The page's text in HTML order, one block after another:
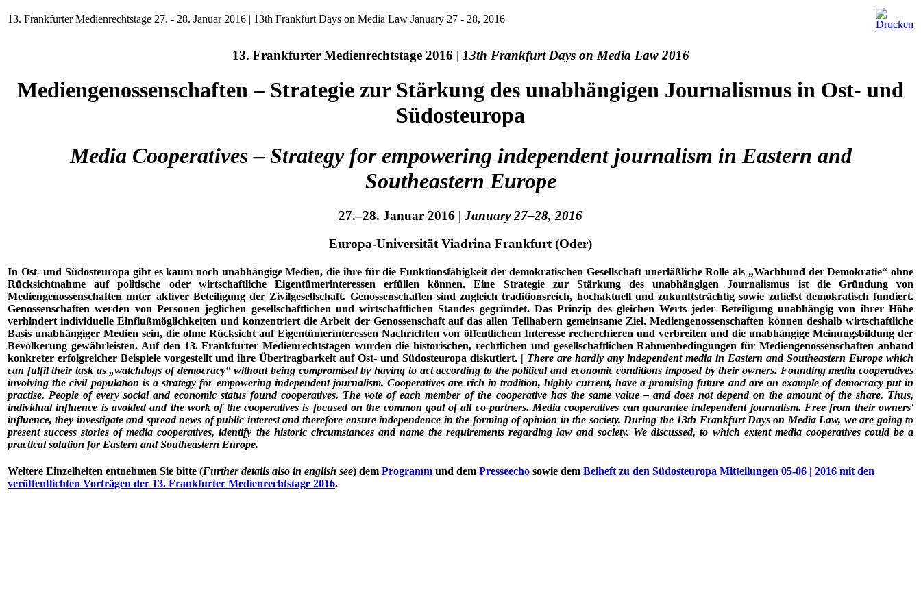
13. Frankfurter Medienrechtstage 27. - 28. Januar 2016 | 13th Frankfurt Days on Media Law January 27 - 28, 2016
13. Frankfurter Medienrechtstage 2016 | 13th Frankfurt Days on Media Law 2016
Mediengenossenschaften – Strategie zur Stärkung des unabhängigen Journalismus in Ost- und
Südosteuropa
Media Cooperatives – Strategy for empowering independent journalism in Eastern and
Southeastern Europe
27.–28. Januar 2016 | January 27–28, 2016
Europa-Universität Viadrina Frankfurt (Oder)
In Ost- und Südosteuropa gibt es kaum noch unabhängige Medien, die ihre für die Funktionsfähigkeit der demokratischen Gesellschaft unerläßliche Rolle als „Wachhund der Demokratie“ ohne
Rücksichtnahme auf politische oder wirtschaftliche Eigentümerinteressen erfüllen können. Eine Strategie zur Stärkung des unabhängigen Journalismus ist die Gründung von
Mediengenossenschaften unter aktiver Beteiligung der Zivilgesellschaft. Genossenschaften sind zugleich traditionsreich, hochaktuell und zukunftsträchtig sowie zutiefst demokratisch fundiert.
Genossenschaften werden von Personen jeglichen gesellschaftlichen und wirtschaftlichen Standes gegründet. Das Prinzip des gleichen Werts jeder Beteiligung unabhängig von ihrer Höhe
verhindert individuelle Einflußmöglichkeiten und konzentriert die Arbeit der Genossenschaft auf das allen Teilhabern gemeinsame Ziel. Mediengenossenschaften können deshalb wirtschaftliche
Basis unabhängiger Medien sein, die ohne Rücksicht auf Eigentümerinteressen Nachrichten von öffentlichem Interesse recherchieren und verbreiten und die unabhängige Meinungsbildung der
Bevölkerung gewährleisten. Auf den 13. Frankfurter Medienrechtstagen wurden die historischen, rechtlichen und gesellschaftlichen Rahmenbedingungen für Mediengenossenschaften anhand
konkreter erfolgreicher Beispiele vorgestellt und ihre Übertragbarkeit auf Ost- und Südosteuropa diskutiert. | There are hardly any independent media in Eastern and Southeastern Europe which
can fulfil their task as „watchdogs of democracy“ without being compromised by having to act according to the political and economic conditions imposed by their owners. Founding media cooperatives
involving the civil population is a strategy for empowering independent journalism. Cooperatives are rich in tradition, highly current, have a promising future and are an example of democracy put in
practise. People of every social and economic status found cooperatives. The vote of each member of the cooperative has the same value – and does not depend on the amount of the share. Thus,
individual influence is avoided and the work of the cooperatives is focused on the common goal of all co-partners. Media cooperatives can guarantee independent journalism. Free from their owners'
influence, they investigate and spread news of public interest and therefore ensure independence in the forming of opinion in the society. During the 13th Frankfurt Days on Media Law, we are going to
present success stories of media cooperatives, identify the historic circumstances and name the requirements regarding law and society. We discussed, to which extent media cooperatives could be a
practical solution for Eastern and Southeastern Europe.
Weitere Einzelheiten entnehmen Sie bitte (Further details also in english see) dem Programm und dem Presseecho sowie dem Beiheft zu den Südosteuropa Mitteilungen 05-06 | 2016 mit den
veröffentlichten Vorträgen der 13. Frankfurter Medienrechtstage 2016.